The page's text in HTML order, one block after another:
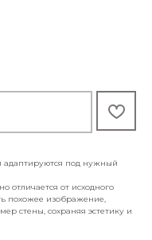
адаптируются под нужный
отличается от исходного
похожее изображение,
стены, сохраняя эстетику и